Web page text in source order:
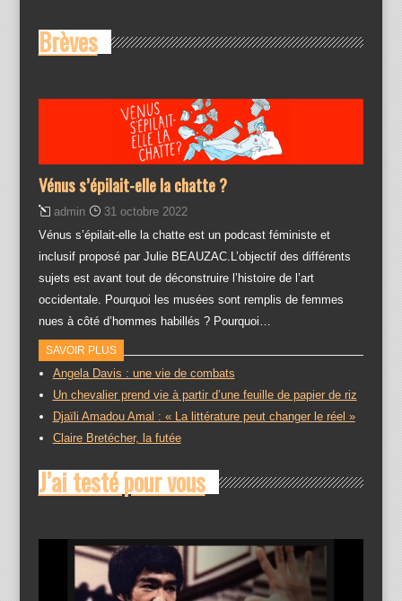
Brèves
Vénus s’épilait-elle la chatte ?
admin
31 octobre 2022
Vénus s’épilait-elle la chatte est un podcast féministe et
inclusif proposé par Julie BEAUZAC.L’objectif des différents
sujets est avant tout de déconstruire l’histoire de l’art
occidentale. Pourquoi les musées sont remplis de femmes
nues à côté d’hommes habillés ? Pourquoi…
SAVOIR PLUS
Angela Davis : une vie de combats
Un chevalier prend vie à partir d’une feuille de papier de riz
Djaïli Amadou Amal : « La littérature peut changer le réel »
Claire Bretécher, la futée
J’ai testé pour vous